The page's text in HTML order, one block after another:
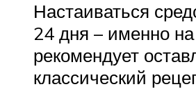
Настаиваться
24 дня – именно на
рекомендует
классический